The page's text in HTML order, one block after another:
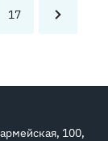
17
100,